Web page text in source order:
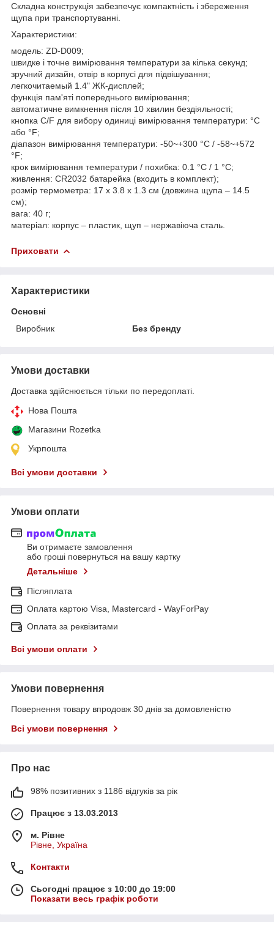
Складна конструкція забезпечує компактність і збереження
щупа при транспортуванні.
Характеристики:
модель: ZD-D009;
швидке і точне вимірювання температури за кілька секунд;
зручний дизайн, отвір в корпусі для підвішування;
легкочитаемый 1.4" ЖК-дисплей;
функція пам'яті попереднього вимірювання;
автоматичне вимкнення після 10 хвилин бездіяльності;
кнопка C/F для вибору одиниці вимірювання температури: °C
або °F;
діапазон вимірювання температури: -50~+300 °C / -58~+572
°F;
крок вимірювання температури / похибка: 0.1 °C / 1 °C;
живлення: CR2032 батарейка (входить в комплект);
розмір термометра: 17 x 3.8 х 1.3 см (довжина щупа – 14.5
см);
вага: 40 г;
матеріал: корпус – пластик, щуп – нержавіюча сталь.
Приховати
Характеристики
Основні
Виробник
Без бренду
Умови доставки
Доставка здійснюється тільки по передоплаті.
Нова Пошта
Магазини Rozetka
Укрпошта
Всі умови доставки
Умови оплати
Ви отримаєте замовлення
або гроші повернуться на вашу картку
Детальніше
Післяплата
Оплата картою Visa, Mastercard - WayForPay
Оплата за реквізитами
Всі умови оплати
Умови повернення
Повернення товару впродовж 30 днів за домовленістю
Всі умови повернення
Про нас
98% позитивних з 1186 відгуків за рік
Працює з 13.03.2013
м. Рівне
Рівне, Україна
Контакти
Сьогодні працює з 10:00 до 19:00
Показати весь графік роботи